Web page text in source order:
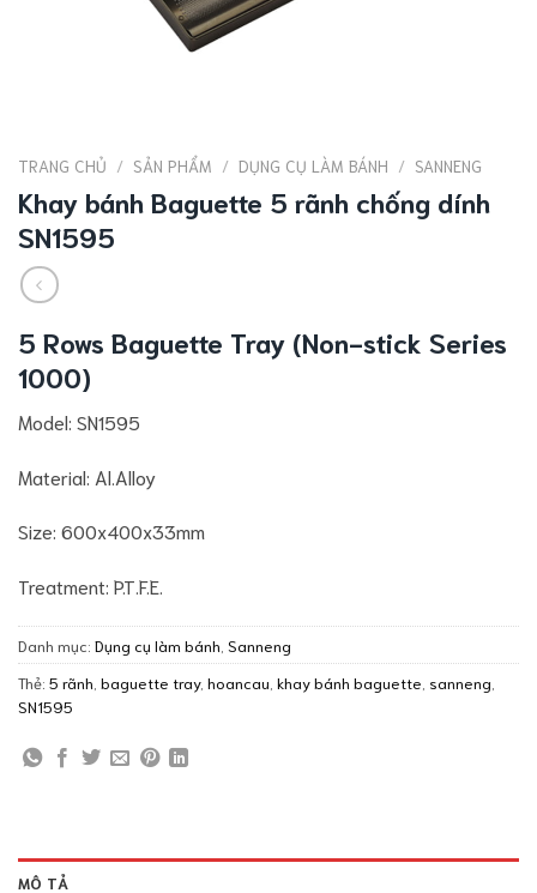
TRANG CHỦ / SẢN PHẨM / DỤNG CỤ LÀM BÁNH / SANNENG
Khay bánh Baguette 5 rãnh chống dính
SN1595
5 Rows Baguette Tray (Non-stick Series
1000)
Model: SN1595
Material: Al.Alloy
Size: 600x400x33mm
Treatment: P.T.F.E.
Danh mục: Dụng cụ làm bánh Sanneng
Thẻ: 5 rãnh baguette tray, hoancau khay bánh baguette sanneng
SN1595
MÔ TẢ